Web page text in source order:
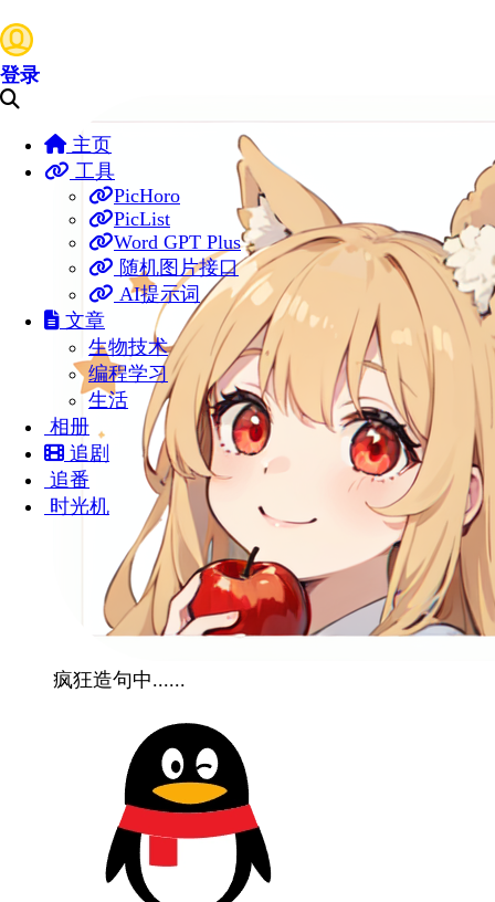
登录
主页
工具
PicHoro
PicList
Word GPT Plus
随机图片接口
AI提示词
文章
生物技术
编程学习
生活
相册
追剧
追番
时光机
疯狂造句中......